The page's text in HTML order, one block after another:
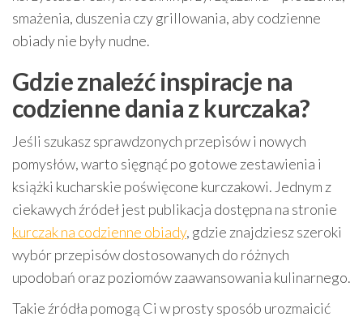
smażenia, duszenia czy grillowania, aby codzienne
obiady nie były nudne.
Gdzie znaleźć inspiracje na
codzienne dania z kurczaka?
Jeśli szukasz sprawdzonych przepisów i nowych
pomysłów, warto sięgnąć po gotowe zestawienia i
książki kucharskie poświęcone kurczakowi. Jednym z
ciekawych źródeł jest publikacja dostępna na stronie
kurczak na codzienne obiady, gdzie znajdziesz szeroki
wybór przepisów dostosowanych do różnych
upodobań oraz poziomów zaawansowania kulinarnego.
Takie źródła pomogą Ci w prosty sposób urozmaicić